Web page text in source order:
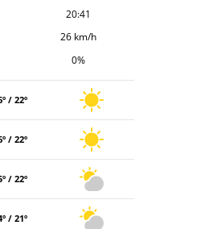
20:41
26 km/h
0%
/ 22º
/ 22º
/ 22º
/ 21º